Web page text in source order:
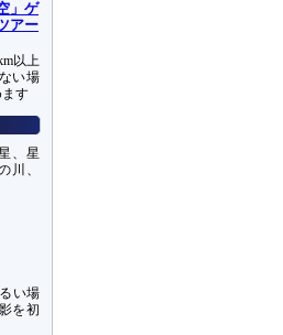
」ゲ
アー
以上
い場
す
、星
川、
い場
を初